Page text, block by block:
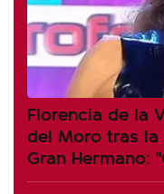
Florencia de la
del Moro tras
Gran Hermano: